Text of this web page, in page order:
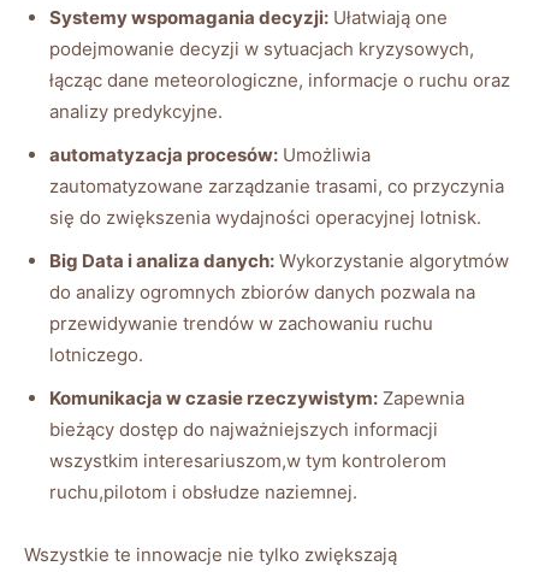
Systemy wspomagania decyzji: Ułatwiają one
podejmowanie decyzji w sytuacjach kryzysowych,
łącząc dane meteorologiczne, informacje o ruchu oraz
analizy predykcyjne.
automatyzacja procesów: Umożliwia
zautomatyzowane zarządzanie trasami, co przyczynia
się do zwiększenia wydajności operacyjnej lotnisk.
Big Data i analiza danych: Wykorzystanie algorytmów
do analizy ogromnych zbiorów danych pozwala na
przewidywanie trendów w zachowaniu ruchu
lotniczego.
Komunikacja w czasie rzeczywistym: Zapewnia
bieżący dostęp do najważniejszych informacji
wszystkim interesariuszom,w tym kontrolerom
ruchu,pilotom i obsłudze naziemnej.
Wszystkie te innowacje nie tylko zwiększają